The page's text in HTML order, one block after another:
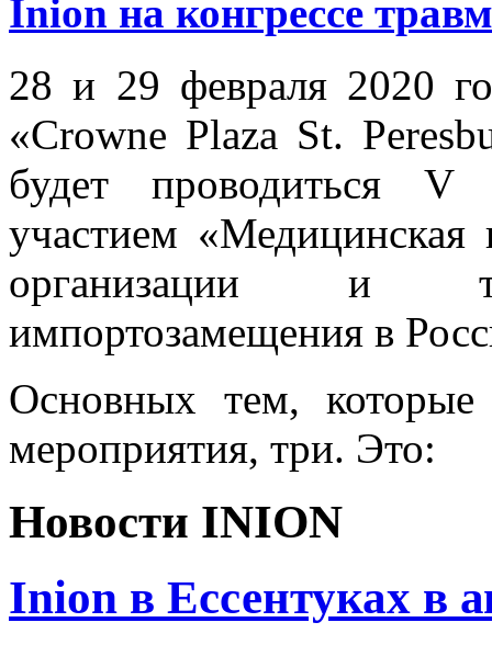
Inion на конгрессе
28 и 29 февраля 2020
«Crowne Plaza St.
будет проводиться V
участием
организации и
импортозамещения в
Основных тем,
мероприятия, три. Это:
Новости INION
Inion в Ессентуках в